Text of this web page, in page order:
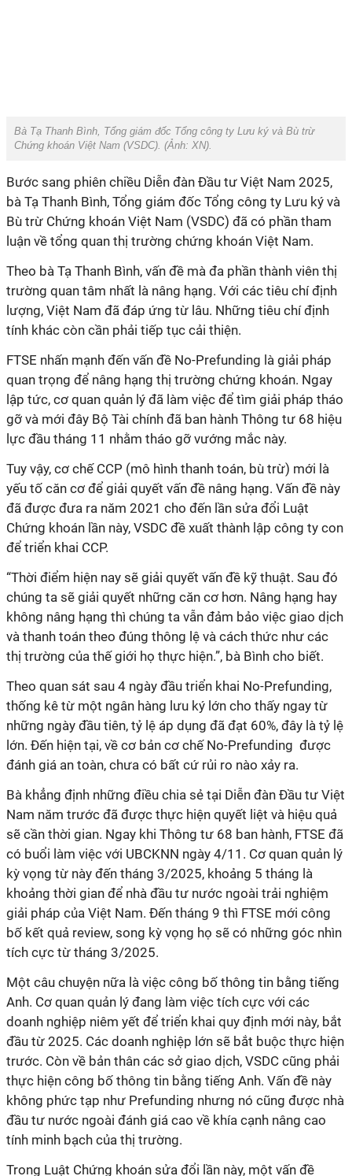
Bà Tạ Thanh Bình, Tổng giám đốc Tổng công ty Lưu ký và Bù trừ
Chứng khoán Việt Nam (VSDC). (Ảnh: XN).
Bước sang phiên chiều Diễn đàn Đầu tư Việt Nam 2025,
bà Tạ Thanh Bình, Tổng giám đốc Tổng công ty Lưu ký và
Bù trừ Chứng khoán Việt Nam (VSDC) đã có phần tham
luận về tổng quan thị trường chứng khoán Việt Nam.
Theo bà Tạ Thanh Bình, vấn đề mà đa phần thành viên thị
trường quan tâm nhất là nâng hạng. Với các tiêu chí định
lượng, Việt Nam đã đáp ứng từ lâu. Những tiêu chí định
tính khác còn cần phải tiếp tục cải thiện.
FTSE nhấn mạnh đến vấn đề No-Prefunding là giải pháp
quan trọng để nâng hạng thị trường chứng khoán. Ngay
lập tức, cơ quan quản lý đã làm việc để tìm giải pháp tháo
gỡ và mới đây Bộ Tài chính đã ban hành Thông tư 68 hiệu
lực đầu tháng 11 nhằm tháo gỡ vướng mắc này.
Tuy vậy, cơ chế CCP (mô hình thanh toán, bù trừ) mới là
yếu tố căn cơ để giải quyết vấn đề nâng hạng. Vấn đề này
đã được đưa ra năm 2021 cho đến lần sửa đổi Luật
Chứng khoán lần này, VSDC đề xuất thành lập công ty con
để triển khai CCP.
“Thời điểm hiện nay sẽ giải quyết vấn đề kỹ thuật. Sau đó
chúng ta sẽ giải quyết những căn cơ hơn. Nâng hạng hay
không nâng hạng thì chúng ta vẫn đảm bảo việc giao dịch
và thanh toán theo đúng thông lệ và cách thức như các
thị trường của thế giới họ thực hiện.”, bà Bình cho biết.
Theo quan sát sau 4 ngày đầu triển khai No-Prefunding,
thống kê từ một ngân hàng lưu ký lớn cho thấy ngay từ
những ngày đầu tiên, tỷ lệ áp dụng đã đạt 60%, đây là tỷ lệ
lớn. Đến hiện tại, về cơ bản cơ chế No-Prefunding được
đánh giá an toàn, chưa có bất cứ rủi ro nào xảy ra.
Bà khẳng định những điều chia sẻ tại Diễn đàn Đầu tư Việt
Nam năm trước đã được thực hiện quyết liệt và hiệu quả
sẽ cần thời gian. Ngay khi Thông tư 68 ban hành, FTSE đã
có buổi làm việc với UBCKNN ngày 4/11. Cơ quan quản lý
kỳ vọng từ này đến tháng 3/2025, khoảng 5 tháng là
khoảng thời gian để nhà đầu tư nước ngoài trải nghiệm
giải pháp của Việt Nam. Đến tháng 9 thì FTSE mới công
bố kết quả review, song kỳ vọng họ sẽ có những góc nhìn
tích cực từ tháng 3/2025.
Một câu chuyện nữa là việc công bố thông tin bằng tiếng
Anh. Cơ quan quản lý đang làm việc tích cực với các
doanh nghiệp niêm yết để triển khai quy định mới này, bắt
đầu từ 2025. Các doanh nghiệp lớn sẽ bắt buộc thực hiện
trước. Còn về bản thân các sở giao dịch, VSDC cũng phải
thực hiện công bố thông tin bằng tiếng Anh. Vấn đề này
không phức tạp như Prefunding nhưng nó cũng được nhà
đầu tư nước ngoài đánh giá cao về khía cạnh nâng cao
tính minh bạch của thị trường.
Trong Luật Chứng khoán sửa đổi lần này, một vấn đề